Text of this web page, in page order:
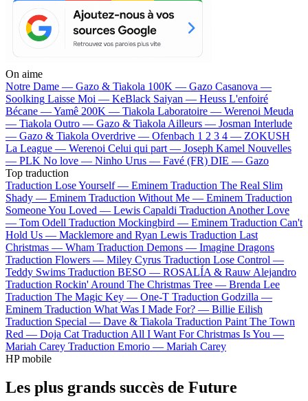
On aime
Notre Dame — Gazo & Tiakola 100K — Gazo Casanova —
Soolking Laisse Moi — KeBlack Saiyan — Heuss L'enfoiré
Bécane —Yamê 200K — Tiakola Laboratoire — Werenoi Meuda
— Tiakola Outro — Gazo & Tiakola Ailleurs — Josman Interlude
— Gazo & Tiakola Overdrive — Ofenbach 1 2 3 4 — ZOKUSH
La League — Werenoi Celui qui part — Joseph Kamel Nouvelles
— PLK No love — Ninho Urus — Favé (FR) DIE — Gazo
Top traduction
Traduction Lose Yourself — Eminem Traduction The Real Slim
Shady — Eminem Traduction Without Me — Eminem Traduction
Someone You Loved — Lewis Capaldi Traduction Another Love
— Tom Odell Traduction Mockingbird — Eminem Traduction Can't
Hold Us — Macklemore and Ryan Lewis Traduction Last
Christmas — Wham Traduction Demons — Imagine Dragons
Traduction Flowers — Miley Cyrus Traduction Lose Control —
Teddy Swims Traduction BESO — ROSALÍA & Rauw Alejandro
Traduction Rockin' Around The Christmas Tree — Brenda Lee
Traduction The Magic Key — One-T Traduction Godzilla —
Eminem Traduction What Was I Made For? — Billie Eilish
Traduction Special — Dave & Tiakola Traduction Paint The Town
Red — Doja Cat Traduction All I Want For Christmas Is You —
Mariah Carey Traduction Emorio — Mariah Carey
HP mobile
Les plus grands succès de Future